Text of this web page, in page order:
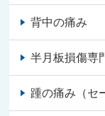
背中の痛み
半月板損傷専
踵の痛み（セ